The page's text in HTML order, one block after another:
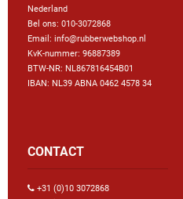
Nederland
Bel ons: 010-3072868
Email: info@rubberwebshop.nl
KvK-nummer: 96887389
BTW-NR: NL867816454B01
IBAN: NL39 ABNA 0462 4578 34
CONTACT
+31 (0)10 3072868